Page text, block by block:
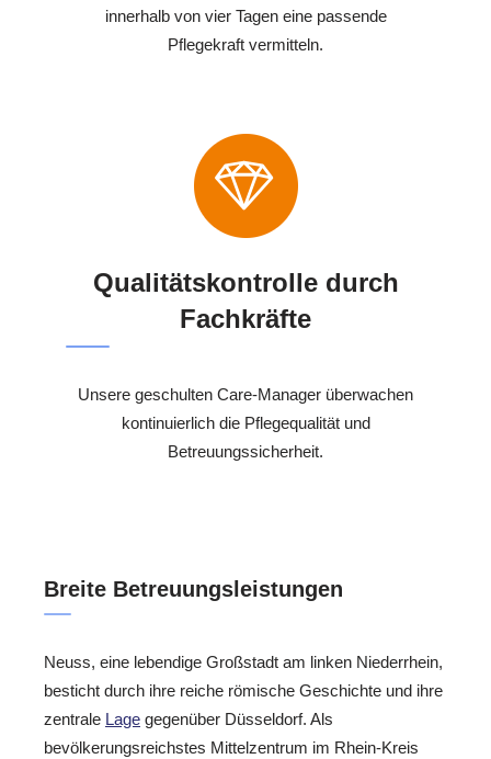
innerhalb von vier Tagen eine passende
Pflegekraft vermitteln.
Qualitätskontrolle durch
Fachkräfte
Unsere geschulten Care-Manager überwachen
kontinuierlich die Pflegequalität und
Betreuungssicherheit.
Breite Betreuungsleistungen
Neuss, eine lebendige Großstadt am linken Niederrhein,
besticht durch ihre reiche römische Geschichte und ihre
zentrale Lage gegenüber Düsseldorf. Als
bevölkerungsreichstes Mittelzentrum im Rhein-Kreis